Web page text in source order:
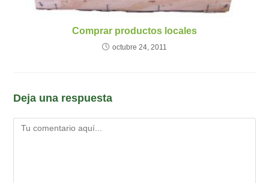
Comprar productos locales
octubre 24, 2011
Deja una respuesta
Comentario